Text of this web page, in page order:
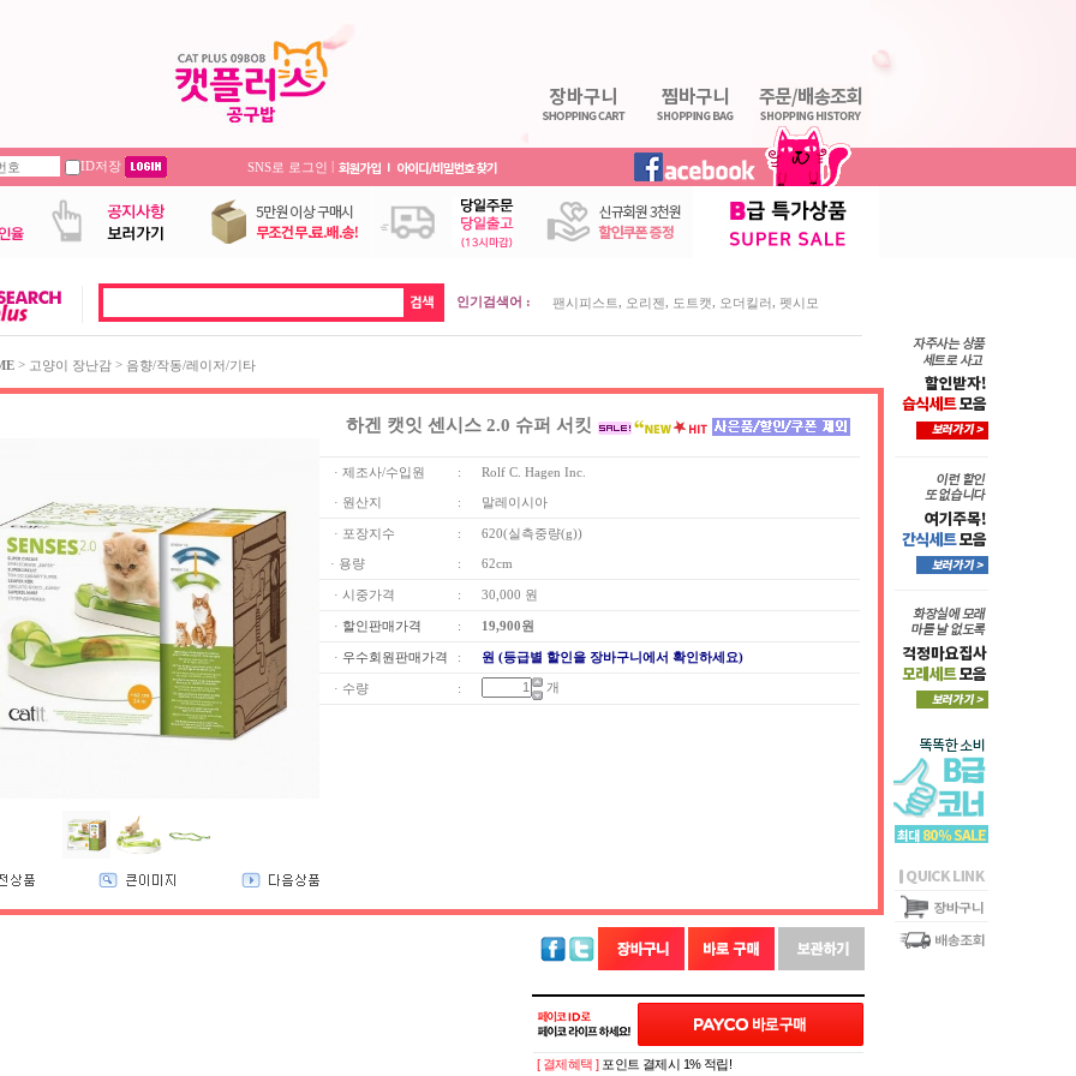
ID저장 SNS로 로그인 |
인기검색어 : 팬시피스트 오리젠 도트캣 오더킬러 펫시모
> 고양이 장난감 > 음향/작동/레이저/기타
하겐 캣잇 센시스 2.0 슈퍼 서킷
· 제조사/수입원 : Rolf C. Hagen Inc.
· 원산지 : 말레이시아
· 포장지수 : 620(실측중량(g))
· 용량 : 62cm
· 시중가격 : 30,000 원
· 할인판매가격 : 19,900원
· 우수회원판매가격 : 원 (등급별 할인을 장바구니에서 확인하세요)
· 수량 : 개
[ 결제혜택 ] 포인트 결제시 1% 적립!